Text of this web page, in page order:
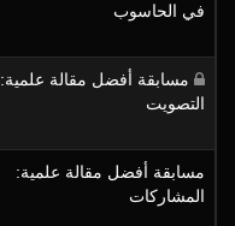
في الحاسوب
مسابقة أفضل مقالة علمية:
التصويت
مسابقة أفضل مقالة علمية:
المشاركات